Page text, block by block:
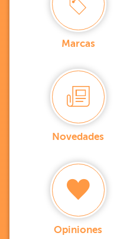
Marcas
Novedades
Opiniones